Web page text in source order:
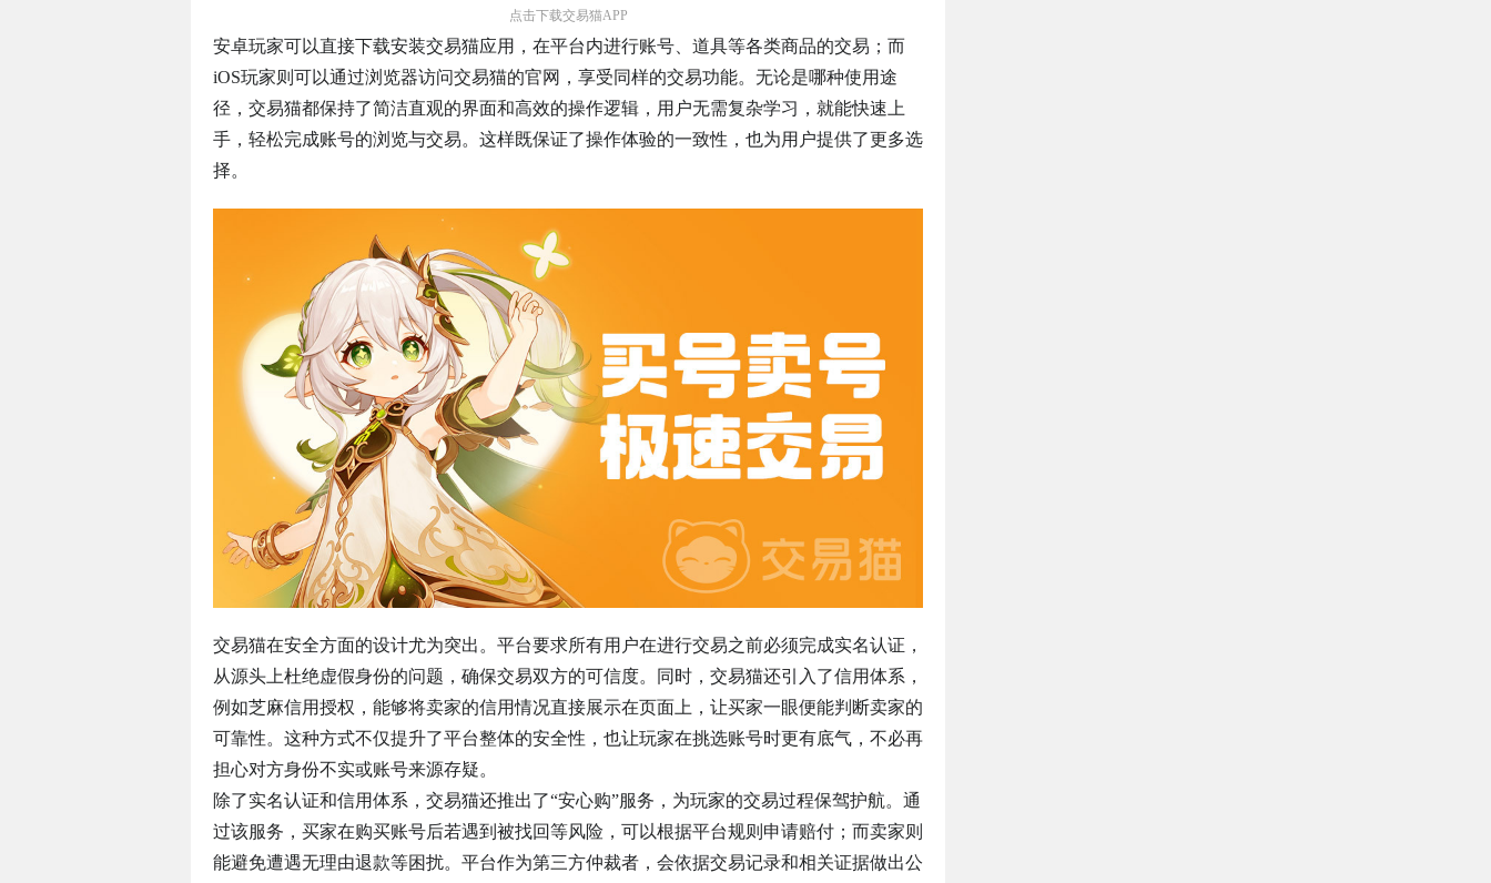
点击下载交易猫APP
安卓玩家可以直接下载安装交易猫应用，在平台内进行账号、道具等各类商品的交易；而
iOS玩家则可以通过浏览器访问交易猫的官网，享受同样的交易功能。无论是哪种使用途
径，交易猫都保持了简洁直观的界面和高效的操作逻辑，用户无需复杂学习，就能快速上
手，轻松完成账号的浏览与交易。这样既保证了操作体验的一致性，也为用户提供了更多选
择。
交易猫在安全方面的设计尤为突出。平台要求所有用户在进行交易之前必须完成实名认证，
从源头上杜绝虚假身份的问题，确保交易双方的可信度。同时，交易猫还引入了信用体系，
例如芝麻信用授权，能够将卖家的信用情况直接展示在页面上，让买家一眼便能判断卖家的
可靠性。这种方式不仅提升了平台整体的安全性，也让玩家在挑选账号时更有底气，不必再
担心对方身份不实或账号来源存疑。
除了实名认证和信用体系，交易猫还推出了“安心购”服务，为玩家的交易过程保驾护航。通
过该服务，买家在购买账号后若遇到被找回等风险，可以根据平台规则申请赔付；而卖家则
能避免遭遇无理由退款等困扰。平台作为第三方仲裁者，会依据交易记录和相关证据做出公